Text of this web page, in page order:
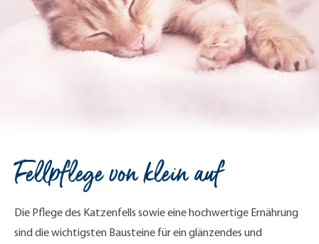
Fellpflege von klein auf
Die Pflege des Katzenfells sowie eine hochwertige Ernährung
sind die wichtigsten Bausteine für ein glänzendes und